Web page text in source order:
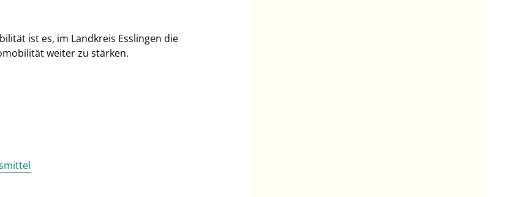
ist es, im Landkreis Esslingen die
weiter zu stärken.